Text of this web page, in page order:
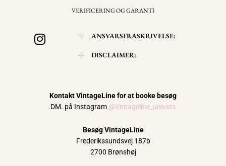
VERIFICERING OG GARANTI
I
n
ANSVARSFRASKRIVELSE:
DISCLAIMER:
Kontakt VintageLine for at booke besøg
DM. på Instagram @Vintageline_univers
Besøg VintageLine
Frederikssundsvej 187b
2700 Brønshøj